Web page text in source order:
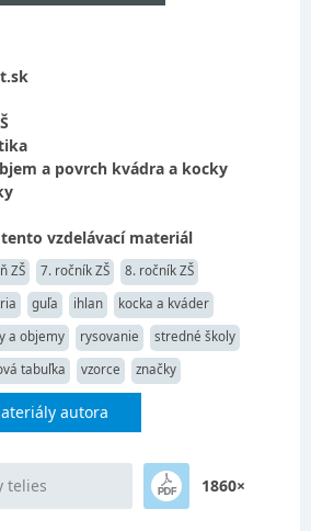
a povrch kvádra a kocky
vzdelávací materiál
ZŠ 7. ročník ZŠ
8. ročník ZŠ
guľa ihlan
kocka a kváder
a objemy rysovanie
stredné školy
tabuľka vzorce značky
autora
telies 1860×